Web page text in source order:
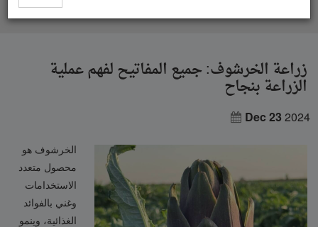
زراعة الخرشوف: جميع المفاتيح لفهم عملية الزراعة بنجاح
زراعة الخرشوف: جميع المفاتيح لفهم عملية
الزراعة بنجاح
Dec 232024
الخرشوف هو
محصول متعدد
الاستخدامات
وغني بالفوائد
الغذائية، وينمو